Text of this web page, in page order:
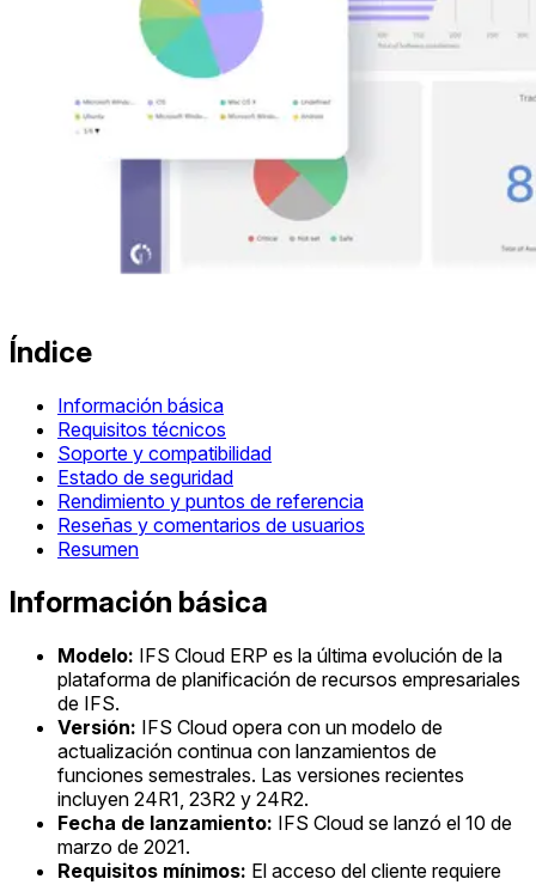
Índice
Información básica
Requisitos técnicos
Soporte y compatibilidad
Estado de seguridad
Rendimiento y puntos de referencia
Reseñas y comentarios de usuarios
Resumen
Información básica
Modelo: IFS Cloud ERP es la última evolución de la
plataforma de planificación de recursos empresariales
de IFS.
Versión: IFS Cloud opera con un modelo de
actualización continua con lanzamientos de
funciones semestrales. Las versiones recientes
incluyen 24R1, 23R2 y 24R2.
Fecha de lanzamiento: IFS Cloud se lanzó el 10 de
marzo de 2021.
Requisitos mínimos: El acceso del cliente requiere